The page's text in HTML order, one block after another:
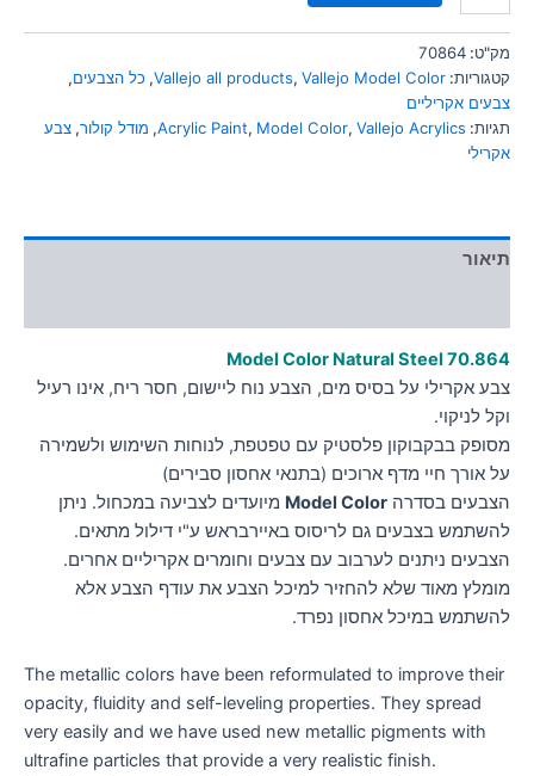
מק"ט: 70864
קטגוריות:
Vallejo all products, Vallejo Model Color
, כל הצבעים,
צבעים אקריליים
תגיות:
Acrylic Paint, Model Color, Vallejo Acrylics
, מודל קולור, צבע
אקרילי
תיאור
Model Color Natural Steel 70.864
צבע אקרילי על בסיס מים, הצבע נוח ליישום, חסר ריח, אינו רעיל
וקל לניקוי.
מסופק בבקבוקון פלסטיק עם טפטפת, לנוחות השימוש ולשמירה
על אורך חיי מדף ארוכים (בתנאי אחסון סבירים)
הצבעים בסדרה Model Color מיועדים לצביעה במכחול. ניתן
להשתמש בצבעים גם לריסוס באיירבראש ע"י דילול מתאים.
הצבעים ניתנים לערבוב עם צבעים וחומרים אקריליים אחרים.
מומלץ מאוד שלא להחזיר למיכל הצבע את עודף הצבע אלא
להשתמש במיכל אחסון נפרד.
The metallic colors have been reformulated to improve their
opacity, fluidity and self-leveling properties. They spread
very easily and we have used new metallic pigments with
ultrafine particles that provide a very realistic finish.